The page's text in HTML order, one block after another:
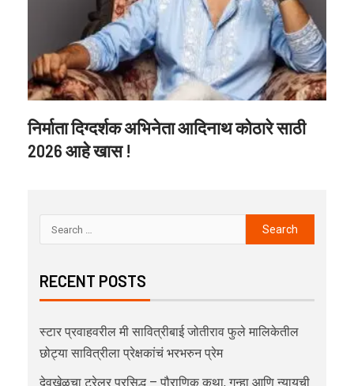
निर्माता दिग्दर्शक अभिनेता आदिनाथ कोठारे साठी
2026 आहे खास !
RECENT POSTS
स्टार प्रवाहवरील मी सावित्रीबाई जोतीराव फुले मालिकेतील
छोट्या सावित्रीला प्रेक्षकांचं भरभरुन प्रेम
देवखेळचा ट्रेलर प्रसिद्ध – पौराणिक कथा, गुन्हा आणि न्यायची